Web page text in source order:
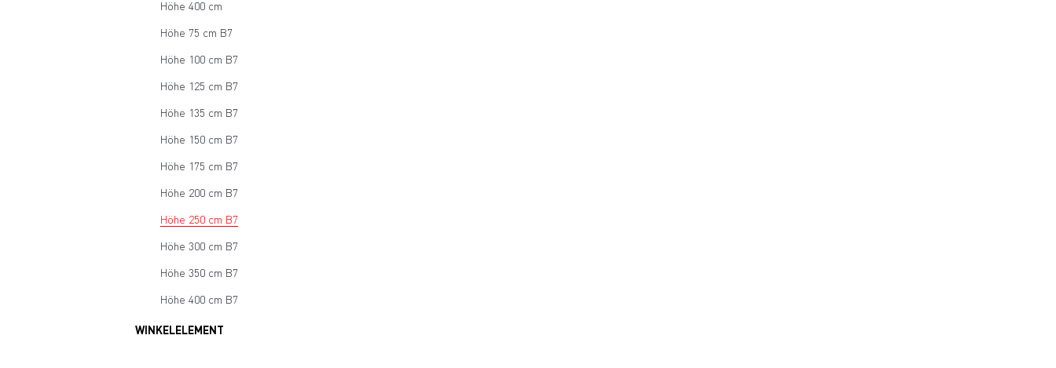
Höhe 400 cm
Höhe 75 cm B7
Höhe 100 cm B7
Höhe 125 cm B7
Höhe 135 cm B7
Höhe 150 cm B7
Höhe 175 cm B7
Höhe 200 cm B7
Höhe 250 cm B7
Höhe 300 cm B7
Höhe 350 cm B7
Höhe 400 cm B7
WINKELELEMENT